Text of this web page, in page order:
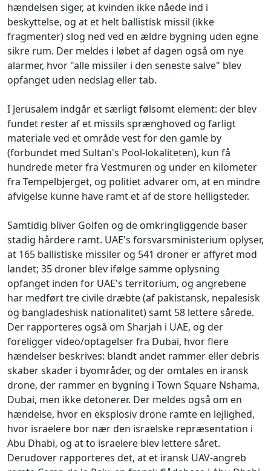
hændelsen siger, at kvinden ikke nåede ind i
beskyttelse, og at et helt ballistisk missil (ikke
fragmenter) slog ned ved en ældre bygning uden egne
sikre rum. Der meldes i løbet af dagen også om nye
alarmer, hvor "alle missiler i den seneste salve" blev
opfanget uden nedslag eller tab.
I Jerusalem indgår et særligt følsomt element: der blev
fundet rester af et missils sprænghoved og farligt
materiale ved et område vest for den gamle by
(forbundet med Sultan's Pool-lokaliteten), kun få
hundrede meter fra Vestmuren og under en kilometer
fra Tempelbjerget, og politiet advarer om, at en mindre
afvigelse kunne have ramt et af de store helligsteder.
Samtidig bliver Golfen og de omkringliggende baser
stadig hårdere ramt. UAE's forsvarsministerium oplyser,
at 165 ballistiske missiler og 541 droner er affyret mod
landet; 35 droner blev ifølge samme oplysning
opfanget inden for UAE's territorium, og angrebene
har medført tre civile dræbte (af pakistansk, nepalesisk
og bangladeshisk nationalitet) samt 58 lettere sårede.
Der rapporteres også om Sharjah i UAE, og der
foreligger video/optagelser fra Dubai, hvor flere
hændelser beskrives: blandt andet rammer eller debris
skaber skader i byområder, og der omtales en iransk
drone, der rammer en bygning i Town Square Nshama,
Dubai, men ikke detonerer. Der meldes også om en
hændelse, hvor en eksplosiv drone ramte en lejlighed,
hvor israelere bor nær den israelske repræsentation i
Abu Dhabi, og at to israelere blev lettere såret.
Derudover rapporteres det, at et iransk UAV-angreb